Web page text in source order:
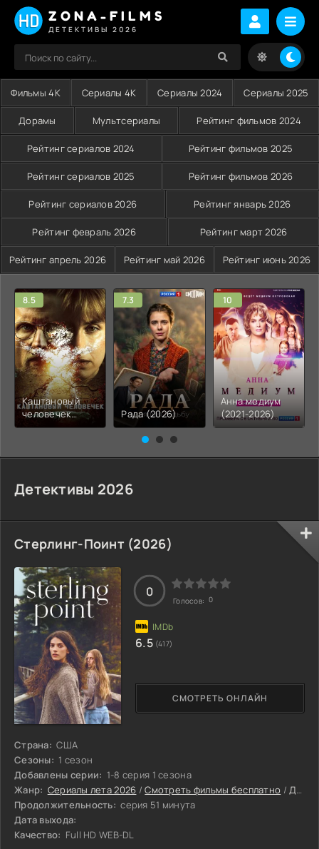
ZONA-FILMS
ДЕТЕКТИВЫ 2026
Фильмы 4K Сериалы 4K Сериалы 2024 Сериалы 2025
Дорамы Мультсериалы Рейтинг фильмов 2024
Рейтинг сериалов 2024 Рейтинг фильмов 2025
Рейтинг сериалов 2025 Рейтинг фильмов 2026
Рейтинг сериалов 2026 Рейтинг январь 2026
Рейтинг февраль 2026 Рейтинг март 2026
Рейтинг апрель 2026 Рейтинг май 2026 Рейтинг июнь 2026
8.5
Каштановый
человечек
(2026)
7.3
Рада (2026)
10
Анна медиум
(2021-2026)
Детективы 2026
Стерлинг-Поинт (2026)
Страна: США
Сезоны: 1 сезон
Добавлены серии: 1-8 серия 1 сезона
Жанр: Сериалы лета 2026 /Смотреть фильмы бесплатно /Драмы 2026
Продолжительность: серия 51 минута
Дата выхода:
Качество: Full HD WEB-DL
СМОТРЕТЬ ОНЛАЙН
0
Голосов: 0
6.5 (417)